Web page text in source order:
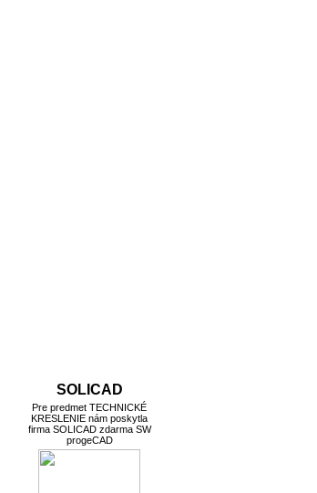
SOLICAD
Pre predmet TECHNICKÉ
KRESLENIE nám poskytla
firma SOLICAD zdarma SW
progeCAD